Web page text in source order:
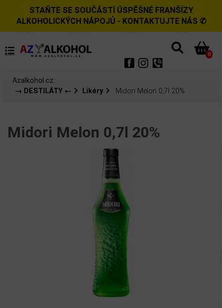
STAŇTE SE SOUČÁSTÍ ÚSPĚŠNÉ FRANŠÍZY
ALKOHOLICKÝCH NÁPOJŮ - KONTAKTUJTE NÁS ✆
0
Azalkohol.cz:
→ DESTILÁTY ←
Likéry Midori Melon 0,7l 20%
Midori Melon 0,7l 20%